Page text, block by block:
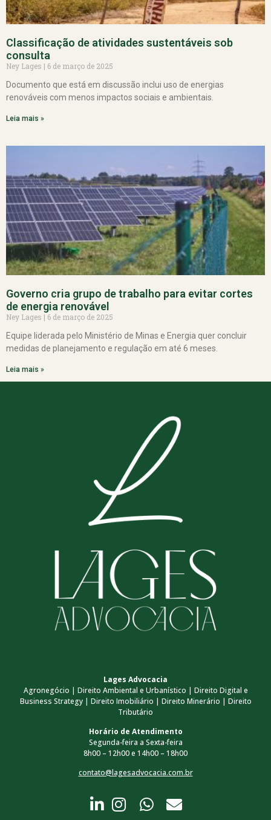
Classificação de atividades sustentáveis sob
consulta
Ney Lages
6 de março de 2025
Documento que está em discussão inclui uso de energias
renováveis com menos impactos sociais e ambientais.
Leia mais »
Governo cria grupo de trabalho para evitar cortes
de energia renovável
Ney Lages
6 de março de 2025
Equipe liderada pelo Ministério de Minas e Energia quer concluir
medidas de planejamento e regulação em até 6 meses.
Leia mais »
Lages Advocacia
Agronegócio | Direito Ambiental e Urbanístico | Direito Digital e
Business Strategy | Direito Imobiliário | Direito Minerário | Direito
Tributário
Horário de Atendimento
Segunda-feira a Sexta-feira
8h00 – 12h00 e 14h00 – 18h00
contato@lagesadvocacia.com.br